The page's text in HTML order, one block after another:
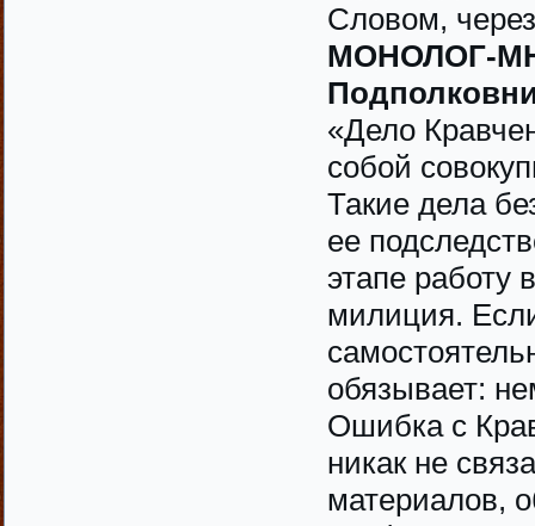
Словом,
МОНОЛОГ-
«Дело
собой
Такие дела
ее
этапе работу
милиция.
обязывает:
Ошибка с
никак не
материалов,